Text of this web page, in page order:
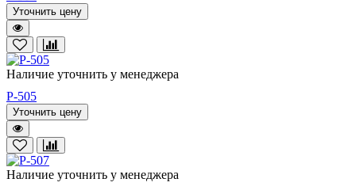
Уточнить цену
Наличие уточнить у менеджера
P-505
Уточнить цену
Наличие уточнить у менеджера